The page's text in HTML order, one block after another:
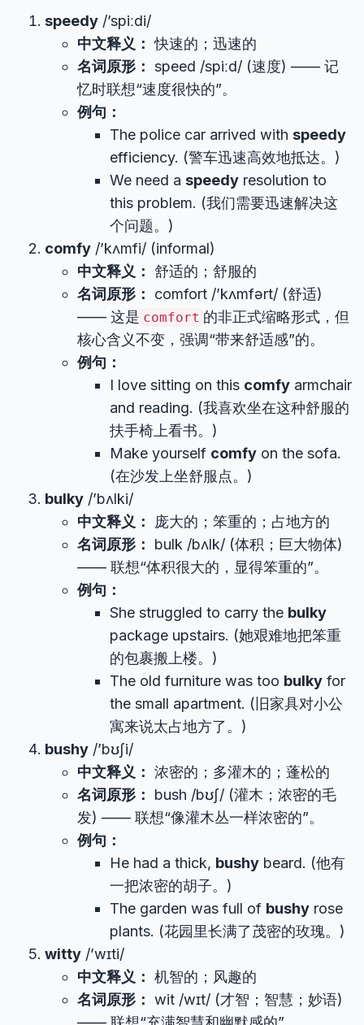
speedy /’spiːdi/
中文释义： 快速的；迅速的
名词原形： speed /spiːd/ (速度) —— 记
忆时联想“速度很快的”。
例句：
The police car arrived with speedy
efficiency. (警车迅速高效地抵达。)
We need a speedy resolution to
this problem. (我们需要迅速解决这
个问题。)
comfy /’kʌmfi/ (informal)
中文释义： 舒适的；舒服的
名词原形：
comfort /’kʌmfərt/ (舒适)
—— 这是 comfort 的非正式缩略形式，但
核心含义不变，强调“带来舒适感”的。
例句：
I love sitting on this comfy armchair
and reading. (我喜欢坐在这种舒服的
扶手椅上看书。)
Make yourself comfy on the sofa.
(在沙发上坐舒服点。)
bulky /’bʌlki/
中文释义：
庞大的；笨重的；占地方的
名词原形：
bulk /bʌlk/ (体积；巨大物体)
—— 联想“体积很大的，显得笨重的”。
例句：
She struggled to carry the bulky
package upstairs. (她艰难地把笨重
的包裹搬上楼。)
The old furniture was too bulky for
the small apartment. (旧家具对小公
寓来说太占地方了。)
bushy /’bʊʃi/
中文释义： 浓密的；多灌木的；蓬松的
名词原形：
bush /bʊʃ/ (灌木；浓密的毛
发) —— 联想“像灌木丛一样浓密的”。
例句：
He had a thick, bushy beard. (他有
一把浓密的胡子。)
The garden was full of bushy rose
plants. (花园里长满了茂密的玫瑰。)
witty /’wɪti/
中文释义： 机智的；风趣的
名词原形： wit /wɪt/ (才智；智慧；妙语)